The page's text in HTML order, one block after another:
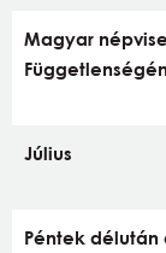
Magyar
Július
Péntek délután